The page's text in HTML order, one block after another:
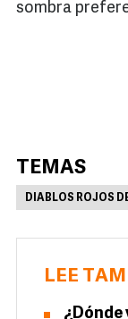
sombra
TEMAS
DIABLOS ROJOS
LEE
¿Dónde